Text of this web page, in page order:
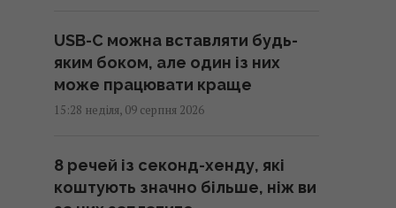
USB-C можна вставляти будь-
яким боком, але один із них
може працювати краще
15:28 неділя, 09 серпня 2026
8 речей із секонд-хенду, які
коштують значно більше, ніж ви